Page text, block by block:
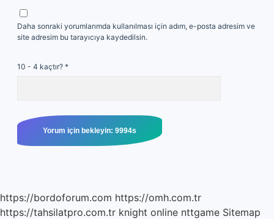
Daha sonraki yorumlarımda kullanılması için adım, e-posta adresim ve
site adresim bu tarayıcıya kaydedilsin.
10 - 4 kaçtır? *
https://bordoforum.com https://omh.com.tr
https://tahsilatpro.com.tr knight online nttgame Sitemap